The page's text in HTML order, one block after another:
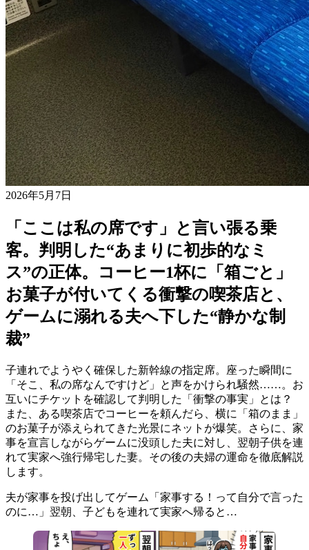
2026年5月7日
「ここは私の席です」と言い張る乗
客。判明した“あまりに初歩的なミ
ス”の正体。コーヒー1杯に「箱ごと」
お菓子が付いてくる衝撃の喫茶店と、
ゲームに溺れる夫へ下した“静かな制
裁”
子連れでようやく確保した新幹線の指定席。座った瞬間に
「そこ、私の席なんですけど」と声をかけられ騒然……。お
互いにチケットを確認して判明した「衝撃の事実」とは？
また、ある喫茶店でコーヒーを頼んだら、横に「箱のまま」
のお菓子が添えられてきた光景にネットが爆笑。さらに、家
事を宣言しながらゲームに没頭した夫に対し、翌朝子供を連
れて実家へ強行帰宅した妻。その後の夫婦の運命を徹底解説
します。
夫が家事を投げ出してゲーム「家事する！って自分で言った
のに…」翌朝、子どもを連れて実家へ帰ると…